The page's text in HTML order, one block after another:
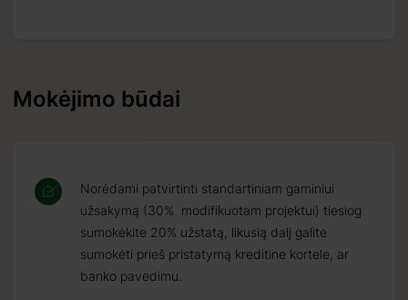
Mokėjimo būdai
Norėdami patvirtinti standartiniam gaminiui
užsakymą (30% modifikuotam projektui) tiesiog
sumokėkite 20% užstatą, likusią dalį galite
sumokėti prieš pristatymą kreditine kortele, ar
banko pavedimu.